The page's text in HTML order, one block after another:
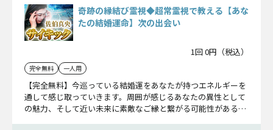
奇跡の縁結び霊視◆超常霊視で教える【あな
たの結婚運命】次の出会い
1回 0円（税込）
完全無料 一人用
【完全無料】今巡っている結婚運をあなたが持つエネルギーを
通して感じ取っていきます。周囲が感じるあなたの異性として
の魅力、そして近い未来に素敵なご縁と繋がる可能性があるか